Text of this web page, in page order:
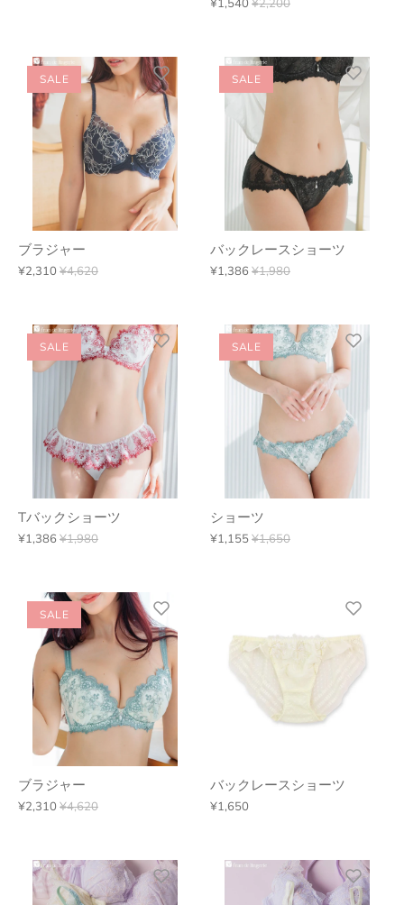
¥1,540 ¥2,200
SALE
ブラジャー
¥2,310 ¥4,620
SALE
バックレースショーツ
¥1,386 ¥1,980
SALE
Tバックショーツ
¥1,386 ¥1,980
SALE
ショーツ
¥1,155¥1,650
SALE
ブラジャー
¥2,310 ¥4,620
バックレースショーツ
¥1,650